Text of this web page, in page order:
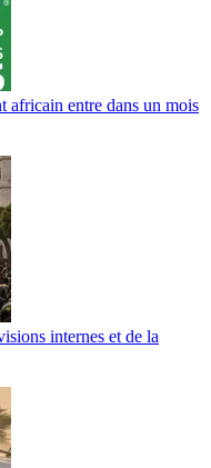
entre dans un mois
internes et de la